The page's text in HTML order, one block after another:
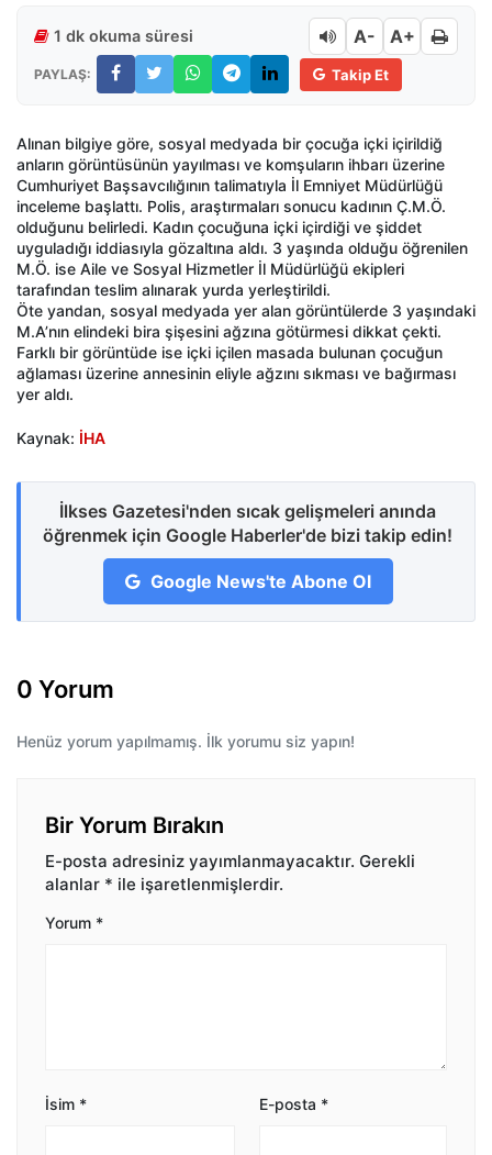
1 dk okuma süresi A- A+
PAYLAŞ: Takip Et
Alınan bilgiye göre, sosyal medyada bir çocuğa içki içirildiğ
anların görüntüsünün yayılması ve komşuların ihbarı üzerine
Cumhuriyet Başsavcılığının talimatıyla İl Emniyet Müdürlüğü
inceleme başlattı. Polis, araştırmaları sonucu kadının Ç.M.Ö.
olduğunu belirledi. Kadın çocuğuna içki içirdiği ve şiddet
uyguladığı iddiasıyla gözaltına aldı. 3 yaşında olduğu öğrenilen
M.Ö. ise Aile ve Sosyal Hizmetler İl Müdürlüğü ekipleri
tarafından teslim alınarak yurda yerleştirildi.
Öte yandan, sosyal medyada yer alan görüntülerde 3 yaşındaki
M.A’nın elindeki bira şişesini ağzına götürmesi dikkat çekti.
Farklı bir görüntüde ise içki içilen masada bulunan çocuğun
ağlaması üzerine annesinin eliyle ağzını sıkması ve bağırması
yer aldı.
Kaynak: İHA
İlkses Gazetesi'nden sıcak gelişmeleri anında
öğrenmek için Google Haberler'de bizi takip edin!
Google News'te Abone Ol
0 Yorum
Henüz yorum yapılmamış. İlk yorumu siz yapın!
Bir Yorum Bırakın
E-posta adresiniz yayımlanmayacaktır. Gerekli
alanlar * ile işaretlenmişlerdir.
Yorum *
İsim * E-posta *